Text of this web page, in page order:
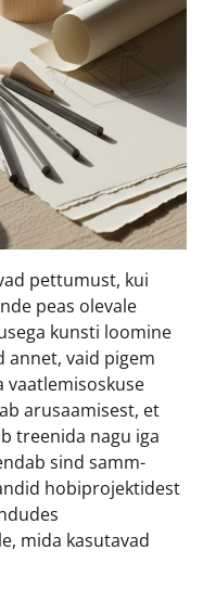
pettumust, kui
peas olevale
kunsti loomine
annet, vaid pigem
vaatlemisoskuse
arusaamisest, et
treenida nagu iga
sind samm-
hobiprojektidest
mida kasutavad